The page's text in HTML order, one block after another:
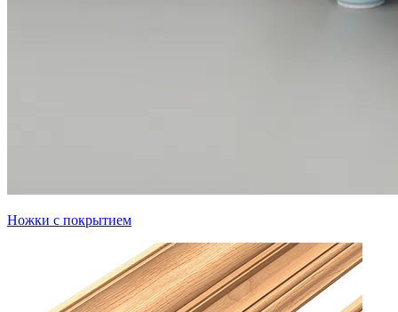
Ножки с покрытием